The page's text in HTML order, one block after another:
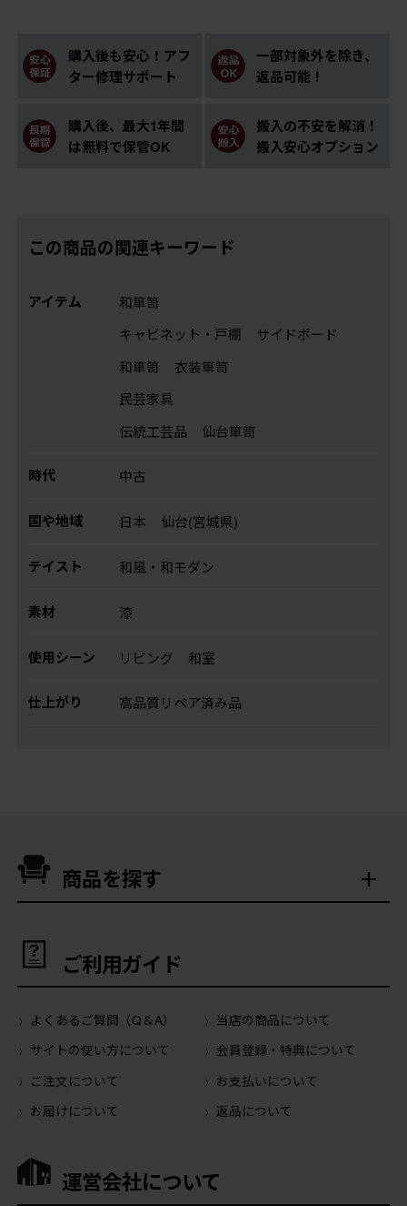
購入後も安心！アフ
ター修理サポート
一部対象外を除き、
返品可能！
購入後、最大1年間
は無料で保管OK
搬入の不安を解消！
搬入安心オプション
この商品の関連キーワード
アイテム
和箪笥
キャビネット・戸棚
サイドボード
和箪笥
衣装箪笥
民芸家具
伝統工芸品
仙台箪笥
時代 中古
国や地域 日本 仙台(宮城県)
テイスト 和風・和モダン
素材 漆
使用シーン リビング 和室
仕上がり 高品質リペア済み品
商品を探す
ご利用ガイド
よくあるご質問（Q＆A）
当店の商品について
サイトの使い方について
会員登録・特典について
ご注文について
お支払いについて
お届けについて
返品について
運営会社について